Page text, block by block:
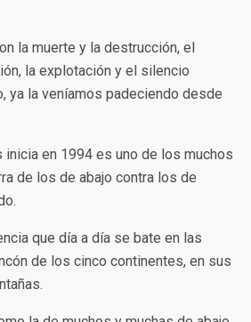
la muerte y la destrucción, el
la explotación y el silencio
ya la veníamos padeciendo desde
inicia en 1994 es uno de los muchos
de los de abajo contra los de
que día a día se bate en las
de los cinco continentes, en sus